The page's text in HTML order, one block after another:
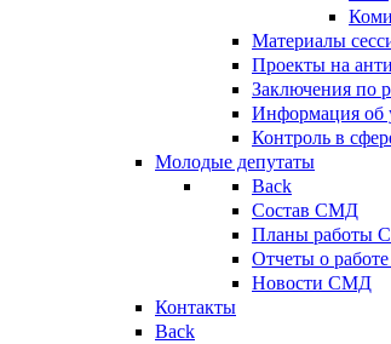
Материалы
Проекты на
Заключения по
Информация об
Контроль в
Молодые депутаты
Back
Состав СМД
Планы работы
Отчеты о
Новости СМД
Контакты
Back